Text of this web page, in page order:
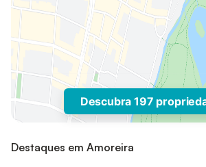
Descubra 197
Destaques em Amoreira